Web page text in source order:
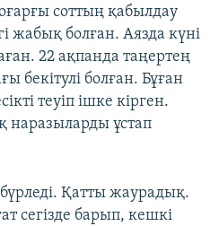
соттың қабылдау
жабық болған. Аязда күні
22 ақпанда таңертең
бекітулі болған. Бұған
теуіп ішке кірген.
наразыларды ұстап
Қатты жаурадық.
сегізде барып, кешкі